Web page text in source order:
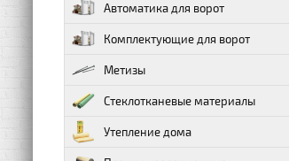
Автоматика для ворот
Комплектующие для ворот
Метизы
Стеклотканевые материалы
Утепление дома